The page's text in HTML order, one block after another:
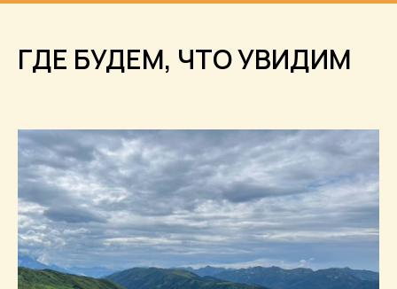
ГДЕ БУДЕМ, ЧТО УВИДИМ